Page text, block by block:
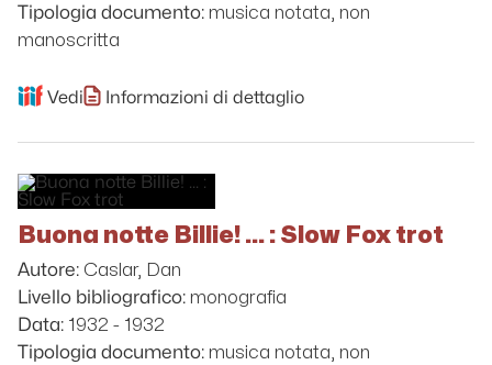
Tipologia documento: musica notata, non
manoscritta
Vedi Informazioni di dettaglio
Buona notte Billie! ... : Slow Fox trot
Autore: Caslar, Dan
Livello bibliografico: monografia
Data: 1932 - 1932
Tipologia documento: musica notata, non